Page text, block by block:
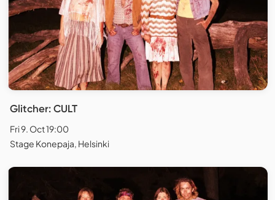
Glitcher: CULT
Fri 9. Oct 19:00
Stage Konepaja, Helsinki